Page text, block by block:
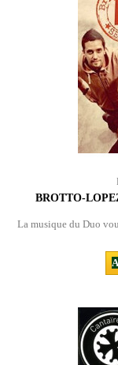
BROTTO-
La musique du Duo